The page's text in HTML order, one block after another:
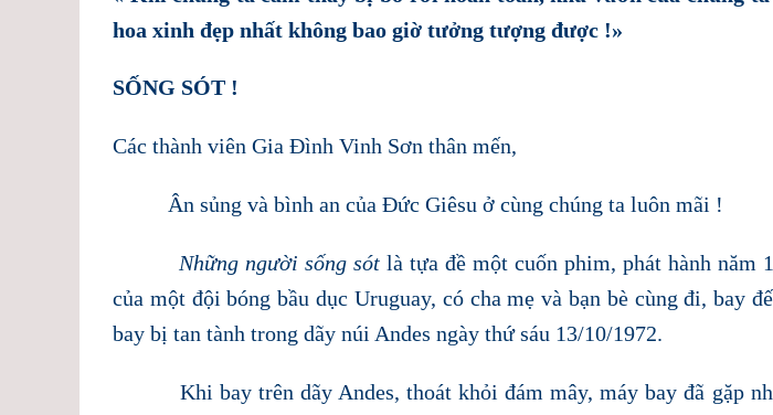
hoa xinh đẹp nhất không bao giờ tưởng tượng được !»
SỐNG SÓT !
Các thành viên Gia Đình Vinh Sơn thân mến,
Ân sủng và bình an của Đức Giêsu ở cùng chúng ta luôn mãi !
Những người sống sót là tựa đề một cuốn phim, phát hành năm
của một đội bóng bầu dục Uruguay, có cha mẹ và bạn bè cùng đi, bay
bay bị tan tành trong dãy núi Andes ngày thứ sáu 13/10/1972.
Khi bay trên dãy Andes, thoát khỏi đám mây, máy bay đã gặp